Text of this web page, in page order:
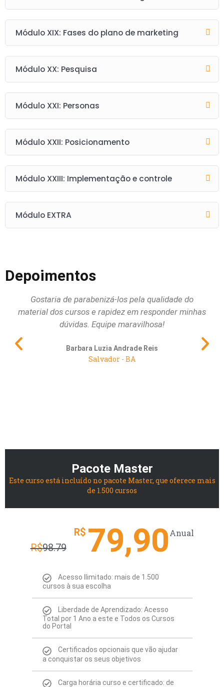
Módulo XIX: Fases do plano de marketing
Módulo XX: Pesquisa
Módulo XXI: Personas
Módulo XXII: Posicionamento
Módulo XXIII: Implementação e controle
Módulo EXTRA
Depoimentos
Gostaria de parabenizá-los pela qualidade do
material dos cursos e rapidez em responder minhas
dúvidas. Equipe maravilhosa!
Barbara Luzia Andrade Reis
Salvador - BA
Pacote Master
Este curso está incluído no pacote Master, que oferece mais
de 1.500 cursos
R$98.79
R$ 79,90Anual
Acesso Ilimitado: mais de 1.500
cursos à sua escolha
Liberdade de Aprendizado: Acesso
Total por 1 Ano a este e Todos os Cursos
do Portal
Certificados opcionais que vão ajudar
a conquistar os seus objetivos
Carga horária curso e certificado: de